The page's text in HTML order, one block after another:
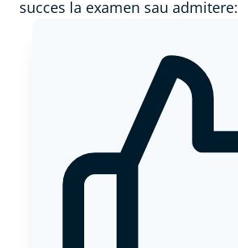
succes la examen sau admitere: